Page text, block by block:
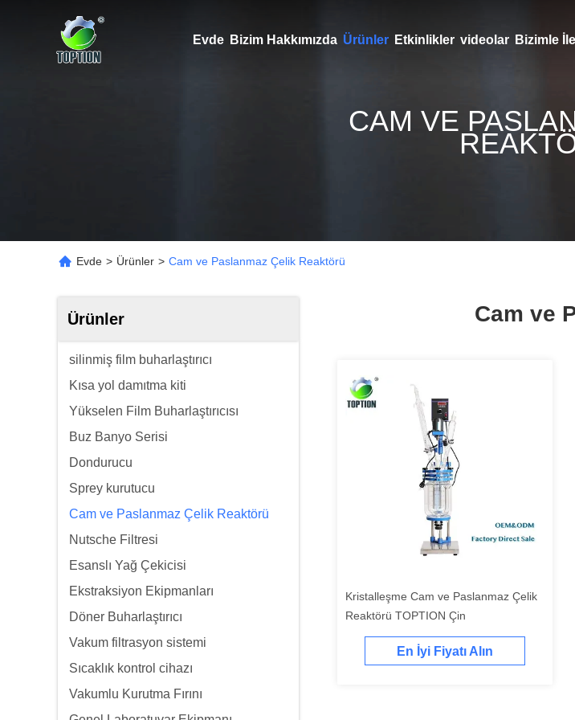
Evde Bizim Hakkımızda Ürünler Etkinlikler videolar Bizimle
CAM VE
Evde > Ürünler > Cam ve Paslanmaz Çelik Reaktörü
Ürünler
silinmiş film buharlaştırıcı
Kısa yol damıtma kiti
Yükselen Film Buharlaştırıcısı
Buz Banyo Serisi
Dondurucu
Sprey kurutucu
Cam ve Paslanmaz Çelik Reaktörü
Nutsche Filtresi
Esanslı Yağ Çekicisi
Ekstraksiyon Ekipmanları
Döner Buharlaştırıcı
Vakum filtrasyon sistemi
Sıcaklık kontrol cihazı
Vakumlu Kurutma Fırını
Cam ve
Kristalleşme Cam ve Paslanmaz Çelik
Reaktörü TOPTION Çin
En İyi Fiyatı Alın